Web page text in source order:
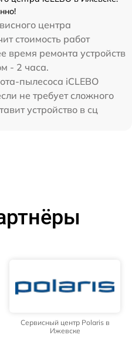
центра
стоимость работ
время ремонта устройств
- 2 часа.
пылесоса iCLEBO
не требует сложного
устройство в сц
Сервисный центр Polaris в
Ижевске